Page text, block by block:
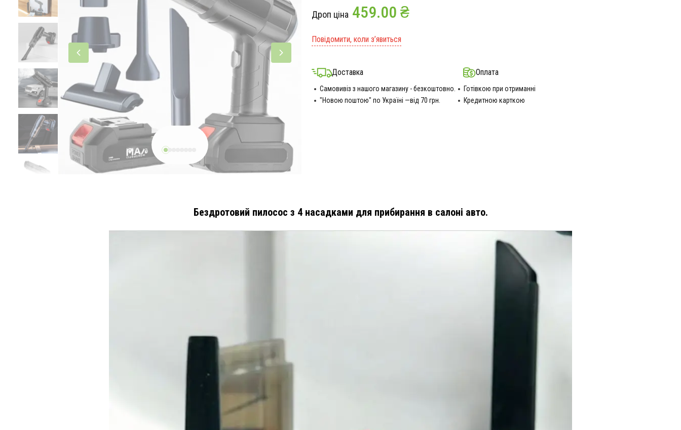
Дроп ціна 459.00 ₴
Повідомити, коли з’явиться
Доставка
Самовивіз з нашого магазину - безкоштовно.
"Новою поштою" по Україні —від 70 грн.
Оплата
Готівкою при отриманні
Кредитною карткою
Бездротовий пилосос з 4 насадками для прибирання в салоні авто.